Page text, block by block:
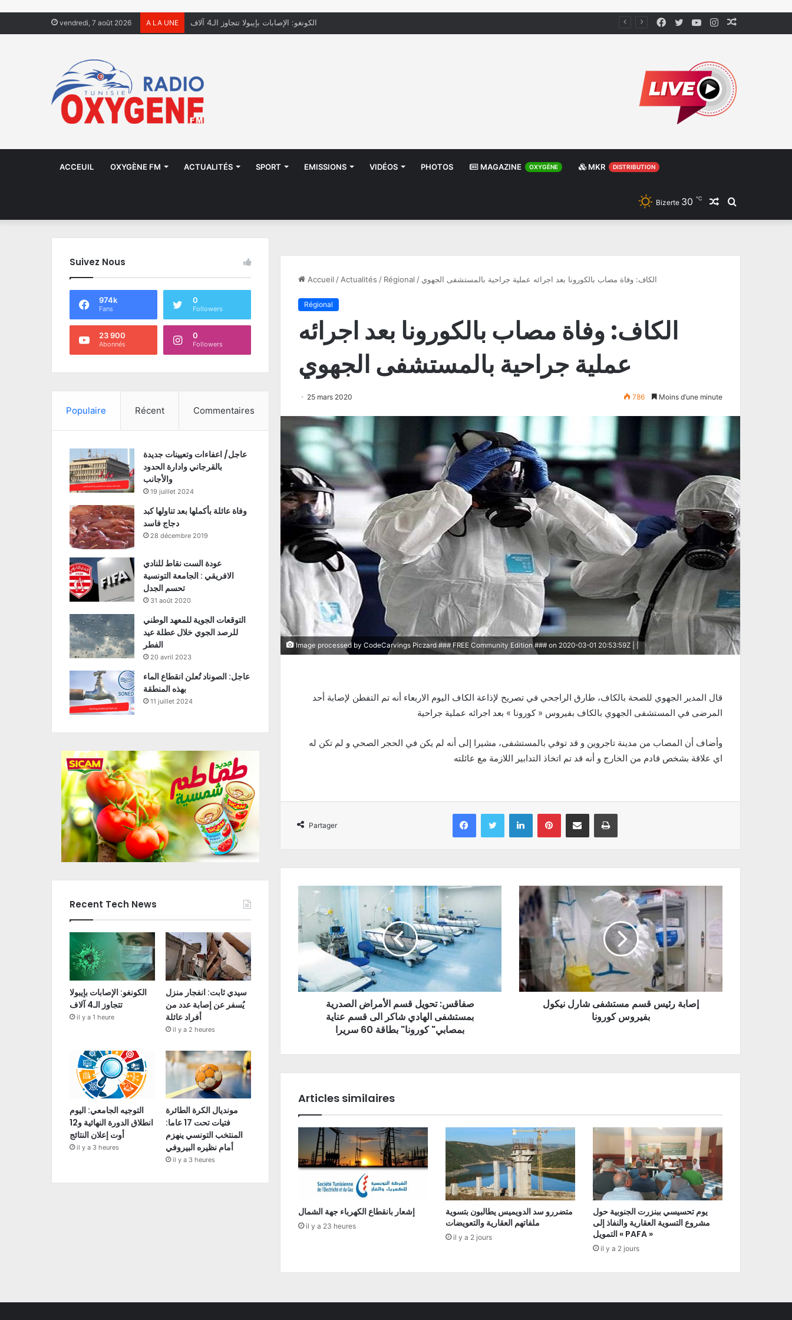
vendredi, 7 août 2026 A LA UNE الكونغو: الإصابات بإيبولا تتجاوز الـ4 آلاف Instagram
YouTube
Twitter
Facebook
ACCEUIL OXYGÈNE FM ACTUALITÉS SPORT EMISSIONS VIDÉOS PHOTOS MAGAZINE OXYGÈNE MKR DISTRIBUTION
Rechercher
Article
Bizerte 30 ℃
Accueil / Actualités / Régional / الكاف: وفاة مصاب بالكورونا بعد اجرائه عملية جراحية بالمستشفى الجهوي
Régional
الكاف: وفاة مصاب بالكورونا بعد اجرائه
عملية جراحية بالمستشفى الجهوي
25 mars 2020 786 Moins d’une minute
Image processed by CodeCarvings Piczard ### FREE Community Edition ### on 2020-03-01 20:53:59Z | |
المرضى في المستشفى الجهوي بالكاف بفيروس « كورونا » بعد اجرائه عملية جراحية
وأضاف أن المصاب من مدينة تاجروين و قد توفي بالمستشفى، مشيرا إلى أنه لم يكن في الحجر الصحي و لم تكن له
اي علاقة بشخص قادم من الخارج و أنه قد تم اتخاذ التدابير اللازمة مع عائلته
Partager
Facebook Twitter Linkedin Pinterest Partager par email Imprimer
صفاقس: تحويل قسم الأمراض الصدرية
بمستشفى الهادي شاكر الى قسم عناية
بمصابي" كورونا" بطاقة 60 سريرا
إصابة رئيس قسم مستشفى شارل نيكول
بفيروس كورونا
Articles similaires
إشعار بانقطاع الكهرباء جهة الشمال
il y a 23 heures
متضررو سد الدويميس يطالبون بتسوية
ملفاتهم العقارية والتعويضات
il y a 2 jours
يوم تحسيسي ببنزرت الجنوبية حول
مشروع التسوية العقارية والنفاذ إلى
التمويل « PAFA »
il y a 2 jours
Suivez Nous
974k
Fans
0
Followers
23 900
Abonnés
0
Followers
Populaire Récent Commentaires
عاجل/ اعفاءات وتعيينات جديدة
بالقرجاني وادارة الحدود
والأجانب
19 juillet 2024
وفاة عائلة بأكملها بعد تناولها كبد
دجاج فاسد
28 décembre 2019
عودة الست نقاط للنادي
الافريقي : الجامعة التونسية
تحسم الجدل
31 août 2020
التوقعات الجوية للمعهد الوطني
للرصد الجوي خلال عطلة عيد
الفطر
20 avril 2023
عاجل: الصوناد تُعلن انقطاع الماء
بهذه المنطقة
11 juillet 2024
Recent Tech News
الكونغو: الإصابات بإيبولا
تتجاوز الـ4 آلاف
il y a 1 heure
سيدي ثابت: انفجار منزل
يُسفر عن إصابة عدد من
أفراد عائلة
il y a 2 heures
التوجيه الجامعي: اليوم
انطلاق الدورة النهائية و12
أوت إعلان النتائج
il y a 3 heures
مونديال الكرة الطائرة
فتيات تحت 17 عاما:
المنتخب التونسي ينهزم
أمام نظيره البيروفي
il y a 3 heures